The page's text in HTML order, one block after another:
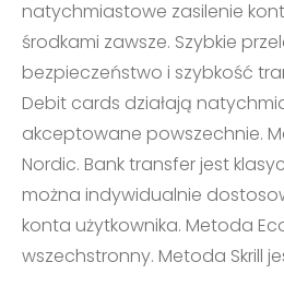
natychmiastowe zasilenie
środkami zawsze. Szybkie
bezpieczeństwo i szybkość
Debit cards działają
akceptowane powszechnie.
Nordic. Bank transfer jest
można indywidualnie
konta użytkownika. Metoda
wszechstronny. Metoda Skrill